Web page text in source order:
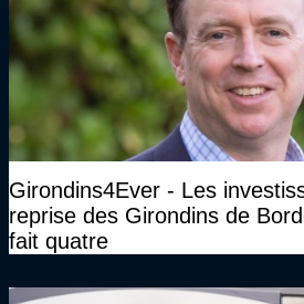
Girondins4Ever - Les
reprise des Girondins de
fait quatre